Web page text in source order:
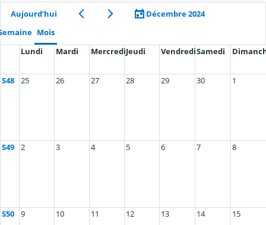
Aujourd’hui
Décembre 2024
Mois
Lundi
Mardi MercrediJeudi VendrediSamedi
S48 25 26 27 28 29 30 1
S49 2 3 4 5 6 7 8
S50 9 10 11 12 13 14 15